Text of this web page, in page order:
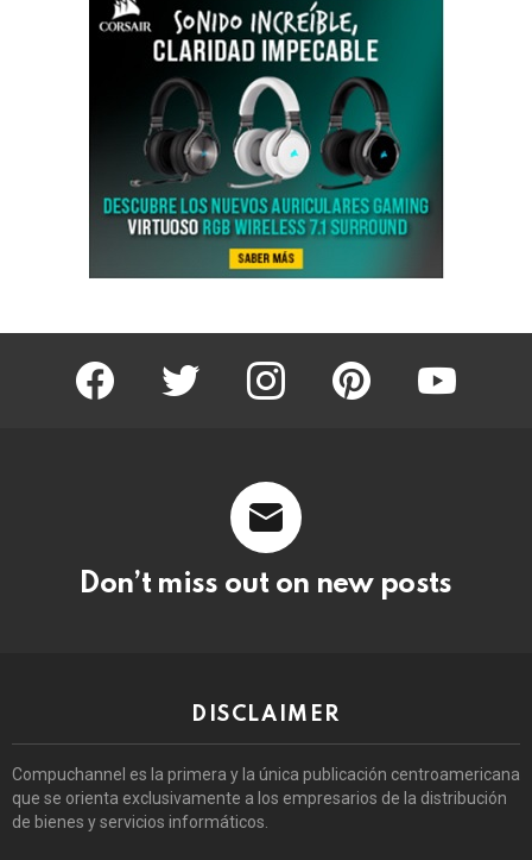
facebook twitter instagram pinterest youtube
Don’t miss out on new posts
DISCLAIMER
Compuchannel es la primera y la única publicación centroamericana
que se orienta exclusivamente a los empresarios de la distribución
de bienes y servicios informáticos.